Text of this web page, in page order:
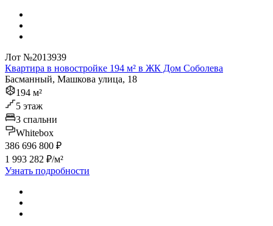
Лот №2013939
Квартира в новостройке 194 м² в ЖК Дом Соболева
Басманный, Машкова улица, 18
194 м²
5 этаж
3 спальни
Whitebox
386 696 800 ₽
1 993 282 ₽/м²
Узнать подробности